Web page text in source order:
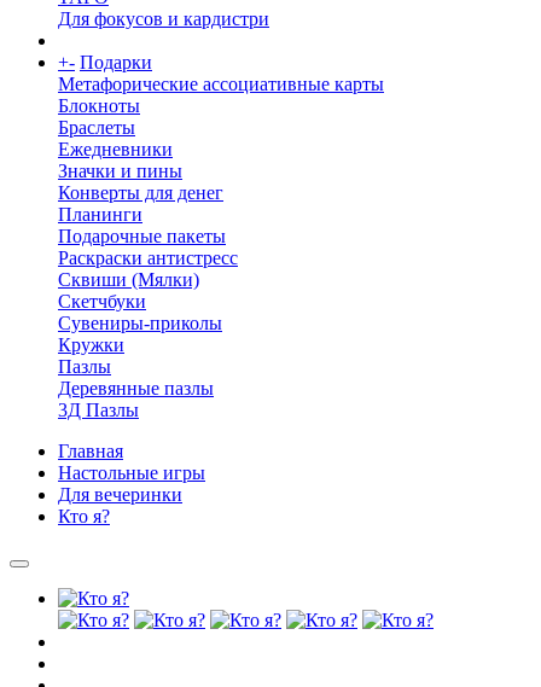
Для фокусов и кардистри
+- Подарки
Метафорические ассоциативные карты
Блокноты
Браслеты
Ежедневники
Значки и пины
Конверты для денег
Планинги
Подарочные пакеты
Раскраски антистресс
Сквиши (Мялки)
Скетчбуки
Сувениры-приколы
Кружки
Пазлы
Деревянные пазлы
3Д Пазлы
Главная
Настольные игры
Для вечеринки
Кто я?